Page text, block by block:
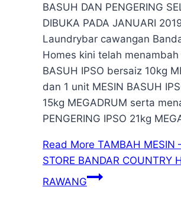
BASUH DAN PENGERING
DIBUKA PADA JANUARI
Laundrybar cawangan
Homes kini telah menambah
BASUH IPSO bersaiz 10kg
dan 1 unit MESIN BASUH
15kg MEGADRUM serta
PENGERING IPSO 21kg
Read More TAMBAH MESIN
STORE BANDAR COUNTRY
RAWANG